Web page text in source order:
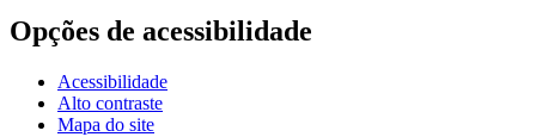
Opções de acessibilidade
Acessibilidade
Alto contraste
Mapa do site